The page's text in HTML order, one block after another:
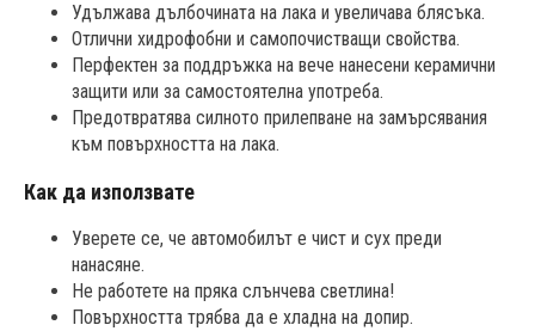
Удължава дълбочината на лака и увеличава блясъка.
Отлични хидрофобни и самопочистващи свойства.
Перфектен за поддръжка на вече нанесени керамични
защити или за самостоятелна употреба.
Предотвратява силното прилепване на замърсявания
към повърхността на лака.
Как да използвате
Уверете се, че автомобилът е чист и сух преди
нанасяне.
Не работете на пряка слънчева светлина!
Повърхността трябва да е хладна на допир.